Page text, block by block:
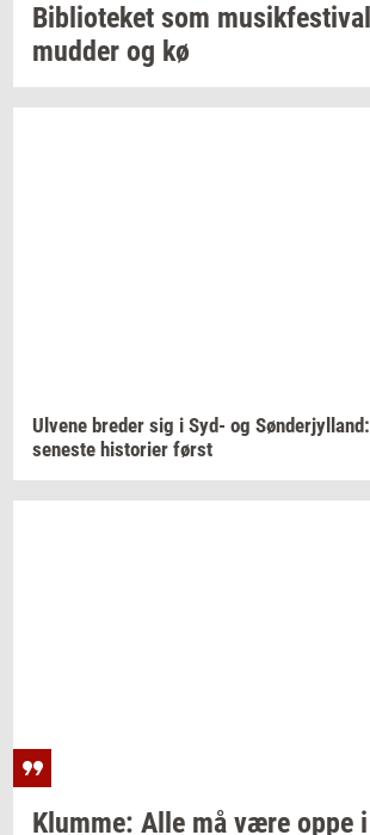
Bi­bli­o­te­ket som mu­sik­festi­val
mud­der og kø
Ul­ve­ne bre­der sig i Syd- og Søn­derjyl­land:
se­ne­ste hi­sto­ri­er først
Klum­me: Alle må være oppe i